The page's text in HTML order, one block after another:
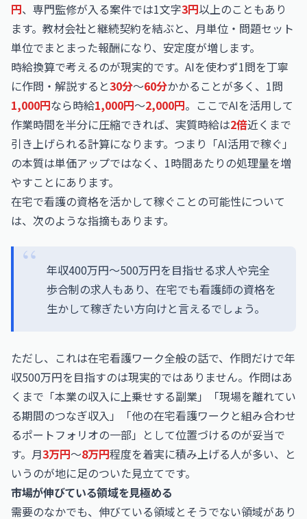
円、専門監修が入る案件では1文字3円以上のこともあり
ます。教材会社と継続契約を結ぶと、月単位・問題セット
単位でまとまった報酬になり、安定度が増します。
時給換算で考えるのが現実的です。AIを使わず1問を丁寧
に作問・解説すると30分〜60分かかることが多く、1問
1,000円なら時給1,000円〜2,000円。ここでAIを活用して
作業時間を半分に圧縮できれば、実質時給は2倍近くまで
引き上げられる計算になります。つまり「AI活用で稼ぐ」
の本質は単価アップではなく、1時間あたりの処理量を増
やすことにあります。
在宅で看護の資格を活かして稼ぐことの可能性について
は、次のような指摘もあります。
年収400万円〜500万円を目指せる求人や完全
歩合制の求人もあり、在宅でも看護師の資格を
生かして稼ぎたい方向けと言えるでしょう。
ただし、これは在宅看護ワーク全般の話で、作問だけで年
収500万円を目指すのは現実的ではありません。作問はあ
くまで「本業の収入に上乗せする副業」「現場を離れてい
る期間のつなぎ収入」「他の在宅看護ワークと組み合わせ
るポートフォリオの一部」として位置づけるのが妥当で
す。月3万円〜8万円程度を着実に積み上げる人が多い、と
いうのが地に足のついた見立てです。
市場が伸びている領域を見極める
需要のなかでも、伸びている領域とそうでない領域があり